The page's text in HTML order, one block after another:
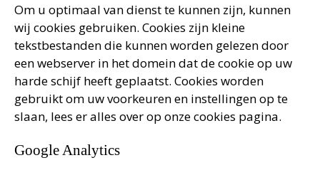
Om u optimaal van dienst te kunnen zijn, kunnen
wij cookies gebruiken. Cookies zijn kleine
tekstbestanden die kunnen worden gelezen door
een webserver in het domein dat de cookie op uw
harde schijf heeft geplaatst. Cookies worden
gebruikt om uw voorkeuren en instellingen op te
slaan, lees er alles over op onze cookies pagina.
Google Analytics